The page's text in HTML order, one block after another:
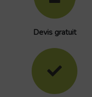
Devis gratuit